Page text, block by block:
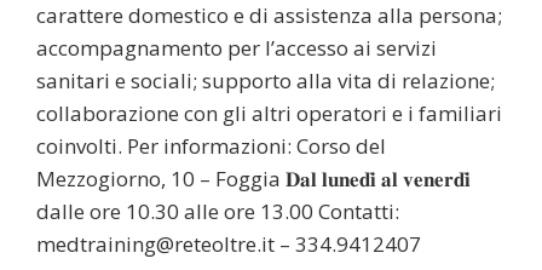
carattere domestico e di assistenza alla persona;
accompagnamento per l’accesso ai servizi
sanitari e sociali; supporto alla vita di relazione;
collaborazione con gli altri operatori e i familiari
coinvolti. Per informazioni: Corso del
Mezzogiorno, 10 – Foggia 𝐃𝐚𝐥 𝐥𝐮𝐧𝐞𝐝𝐢̀ 𝐚𝐥 𝐯𝐞𝐧𝐞𝐫𝐝𝐢̀
dalle ore 10.30 alle ore 13.00 Contatti:
medtraining@reteoltre.it – 334.9412407